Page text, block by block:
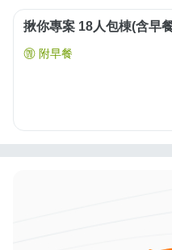
揪你專案 18人包棟(含早
附早餐